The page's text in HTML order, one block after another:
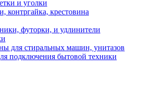
и уголки
контргайка, крестовина
футорки, и удлинители
для стиральных машин, унитазов
подключения бытовой техники